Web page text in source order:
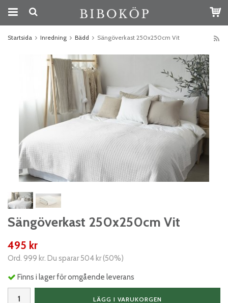
Startsida Inredning Bädd Sängöverkast 250x250cm Vit
Sängöverkast 250x250cm Vit
495 kr
Ord. 999 kr. Du sparar504 kr(50%)
Finns i lager för omgående leverans
LÄGG I VARUKORGEN